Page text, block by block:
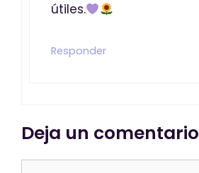
útiles.
Responder
Deja un comentario